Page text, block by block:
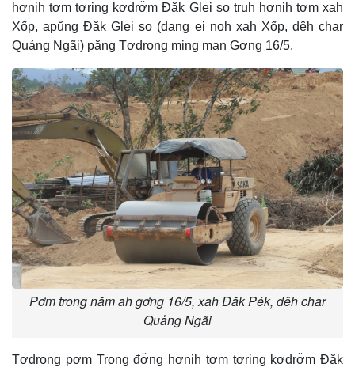
hơnih tơm tơring kơdrơ̆m Đăk Glei so truh hơnih tơm xah
Xốp, apŭng Đăk Glei so (dang ei noh xah Xốp, dêh char
Quảng Ngãi) păng Tơdrong ming man Gơng 16/5.
Pơm trong năm ah gơng 16/5, xah Đăk Pék, dêh char
Quảng Ngãi
Tơdrong pơm Trong đơ̆ng hơnih tơm tơring kơdrơ̆m Đăk